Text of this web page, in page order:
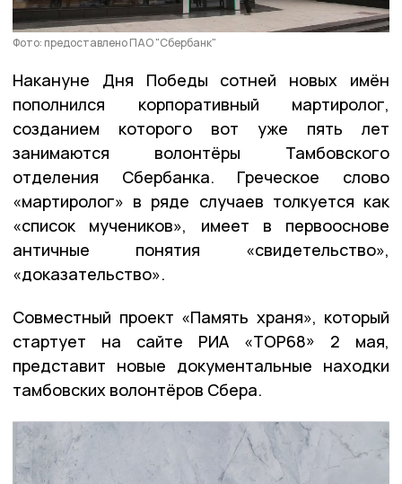
Фото: предоставлено ПАО "Сбербанк"
Накануне Дня Победы сотней новых имён
пополнился корпоративный мартиролог,
созданием которого вот уже пять лет
занимаются волонтёры Тамбовского
отделения Сбербанка. Греческое слово
«мартиролог» в ряде случаев толкуется как
«список мучеников», имеет в первооснове
античные понятия «свидетельство»,
«доказательство».
Совместный проект «Память храня», который
стартует на сайте РИА «ТОР68» 2 мая,
представит новые документальные находки
тамбовских волонтёров Сбера.